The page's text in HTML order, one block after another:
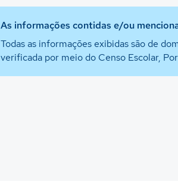
As informações contidas e/ou
Todas as informações exibidas são de
verificada por meio do Censo Escolar,